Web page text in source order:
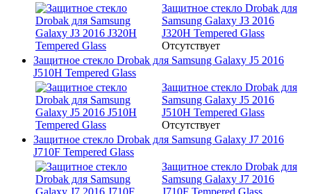
Защитное стекло Drobak для
Samsung Galaxy J3 2016
J320H Tempered Glass
Отсутствует
Защитное стекло Drobak для Samsung Galaxy J5 2016
J510H Tempered Glass
Защитное стекло Drobak для
Samsung Galaxy J5 2016
J510H Tempered Glass
Отсутствует
Защитное стекло Drobak для Samsung Galaxy J7 2016
J710F Tempered Glass
Защитное стекло Drobak для
Samsung Galaxy J7 2016
J710F Tempered Glass